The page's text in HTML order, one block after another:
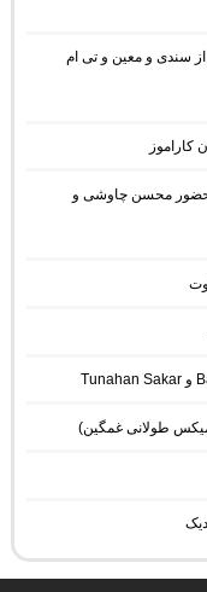
از سندی و معین و تی ام
کاراموز
دی جی یاشار با حضور محسن چاوشی و